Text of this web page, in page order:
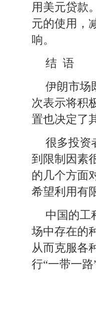
用美元贷款
元的使用，
响。
结 语
伊朗市场
次表示将积
置也决定了
很多投资
到限制因素
的几个方面
希望利用有
中国的工
场中存在的
从而克服各
行“一带一